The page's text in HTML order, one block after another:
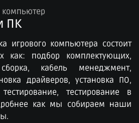
компьютер
ПК​
игрового компьютера состоит
как: подбор комплектующих,
сборка, кабель менеджмент,
драйверов, установка ПО,
тестирование в
как мы собираем наши